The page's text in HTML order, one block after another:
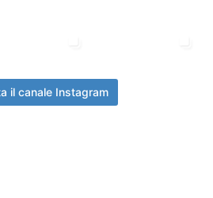
il canale Instagram